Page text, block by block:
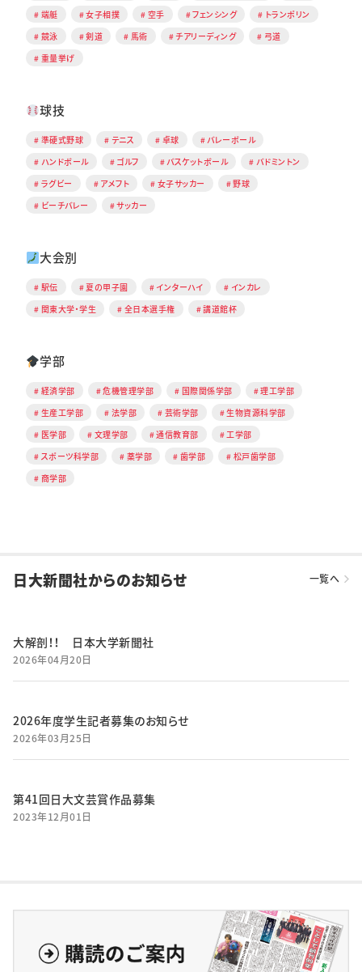
端艇 女子相撲 空手 フェンシング
トランポリン
競泳
剣道 馬術 チアリーディング
弓道
重量挙げ
球技
準硬式野球 テニス 卓球
バレーボール
ハンドボール
ゴルフ バスケットボール
バドミントン
ラグビー
アメフト 女子サッカー
野球
ビーチバレー
サッカー
大会別
駅伝 夏の甲子園 インターハイ
インカレ
関東大学・学生
全日本選手権 講道館杯
学部
経済学部 危機管理学部 国際関係学部
理工学部
生産工学部
法学部 芸術学部
生物資源科学部
医学部
文理学部 通信教育部
工学部
スポーツ科学部
薬学部 歯学部
松戸歯学部
商学部
日大新聞社からのお知らせ 一覧へ
大解剖！！ 日本大学新聞社
2026年04月20日
2026年度学生記者募集のお知らせ
2026年03月25日
第41回日大文芸賞作品募集
2023年12月01日